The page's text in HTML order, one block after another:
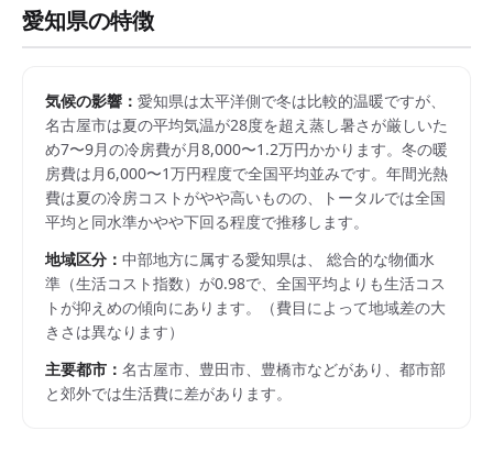
愛知県の特徴
気候の影響： 愛知県は太平洋側で冬は比較的温暖ですが、
名古屋市は夏の平均気温が28度を超え蒸し暑さが厳しいた
め7〜9月の冷房費が月8,000〜1.2万円かかります。冬の暖
房費は月6,000〜1万円程度で全国平均並みです。年間光熱
費は夏の冷房コストがやや高いものの、トータルでは全国
平均と同水準かやや下回る程度で推移します。
地域区分： 中部地方に属する愛知県は、 総合的な物価水
準（生活コスト指数）が0.98で、 全国平均よりも生活コス
トが抑えめの傾向にあります。
（費目によって地域差の大
きさは異なります）
主要都市： 名古屋市、豊田市、豊橋市などがあり、都市部
と郊外では生活費に差があります。